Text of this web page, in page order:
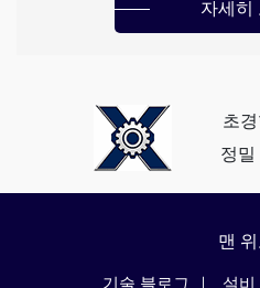
자세히
초
정밀
맨 위
기술 블로그 설비